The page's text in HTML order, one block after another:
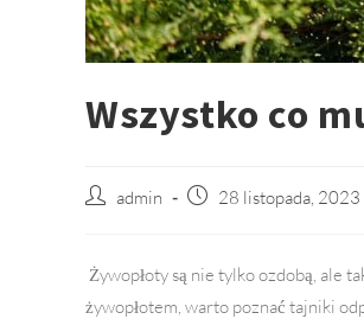
Wszystko co
Post admin
Post 28 listopada, 2023
Żywopłoty są nie tylko ozdobą, ale
żywopłotem, warto poznać tajniki